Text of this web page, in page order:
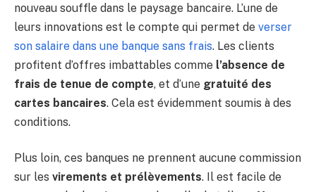
nouveau souffle dans le paysage bancaire. L’une de
leurs innovations est le compte qui permet de verser
son salaire dans une banque sans frais. Les clients
profitent d’offres imbattables comme l’absence de
frais de tenue de compte, et d’une gratuité des
cartes bancaires. Cela est évidemment soumis à des
conditions.
Plus loin, ces banques ne prennent aucune commission
sur les virements et prélèvements. Il est facile de